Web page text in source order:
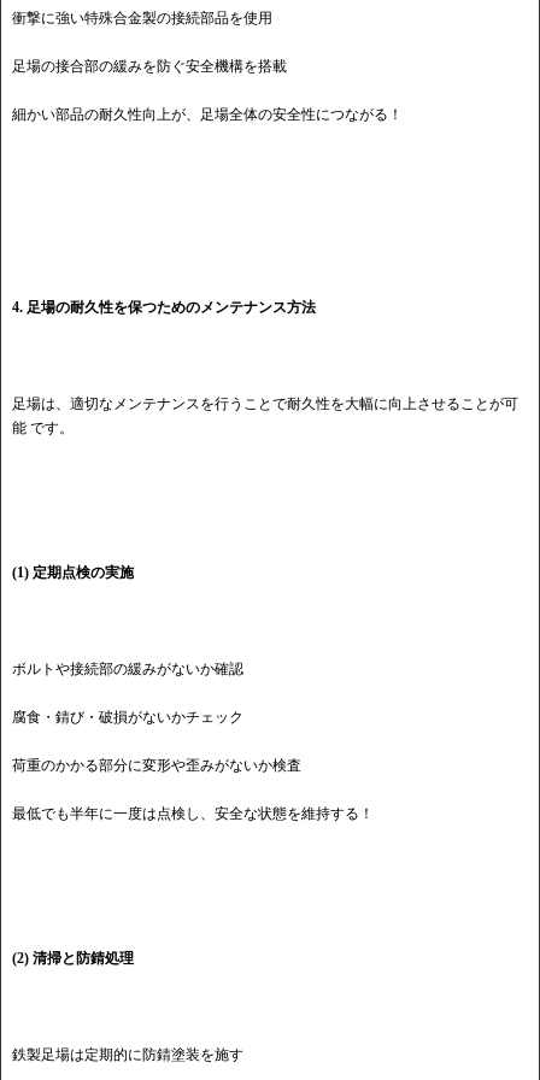
衝撃に強い特殊合金製の接続部品を使用
足場の接合部の緩みを防ぐ安全機構を搭載
細かい部品の耐久性向上が、足場全体の安全性につながる！
4. 足場の耐久性を保つためのメンテナンス方法
足場は、適切なメンテナンスを行うことで耐久性を大幅に向上させることが可
能 です。
(1) 定期点検の実施
ボルトや接続部の緩みがないか確認
腐食・錆び・破損がないかチェック
荷重のかかる部分に変形や歪みがないか検査
最低でも半年に一度は点検し、安全な状態を維持する！
(2) 清掃と防錆処理
鉄製足場は定期的に防錆塗装を施す